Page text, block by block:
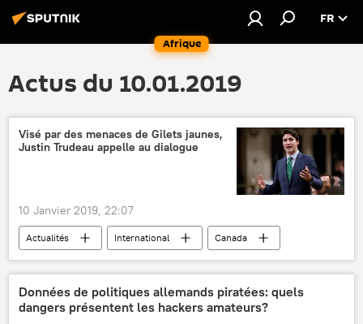
Afrique
FR
Actus du 10.01.2019
Visé par des menaces de Gilets jaunes,
Justin Trudeau appelle au dialogue
10 Janvier 2019, 22:07
Actualités International
Canada
Justin Trudeau
menaces
gilets jaunes
Données de politiques allemands piratées: quels
dangers présentent les hackers amateurs?